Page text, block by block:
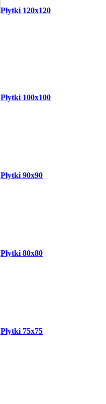
Płytki 120x120
Płytki 100x100
Płytki 90x90
Płytki 80x80
Płytki 75x75